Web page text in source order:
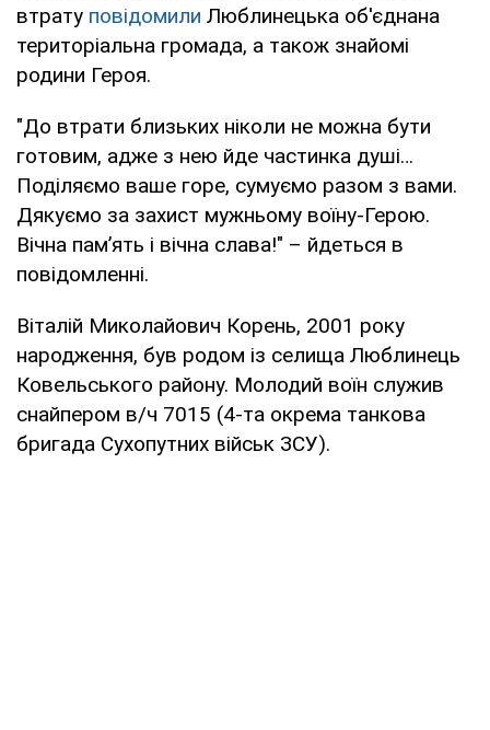
втрату повідомили Люблинецька об'єднана
територіальна громада, а також знайомі
родини Героя.
"До втрати близьких ніколи не можна бути
готовим, адже з нею йде частинка душі…
Поділяємо ваше горе, сумуємо разом з вами.
Дякуємо за захист мужньому воїну-Герою.
Вічна пам’ять і вічна слава!" – йдеться в
повідомленні.
Віталій Миколайович Корень, 2001 року
народження, був родом із селища Люблинець
Ковельського району. Молодий воїн служив
снайпером в/ч 7015 (4-та окрема танкова
бригада Сухопутних військ ЗСУ).